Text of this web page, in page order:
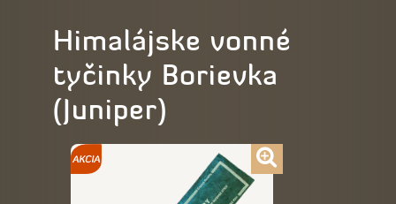
Himalájske vonné
tyčinky Borievka
(Juniper)